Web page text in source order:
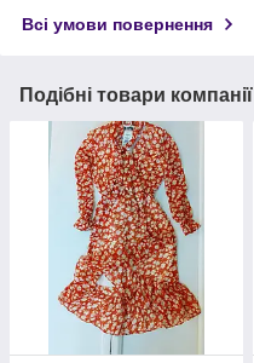
Всі умови повернення
Подібні товари компанії